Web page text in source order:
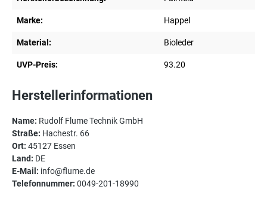
Marke: Happel
Material: Bioleder
UVP-Preis: 93.20
Herstellerinformationen
Name: Rudolf Flume Technik GmbH
Straße: Hachestr. 66
Ort: 45127 Essen
Land: DE
E-Mail: info@flume.de
Telefonnummer: 0049-201-18990